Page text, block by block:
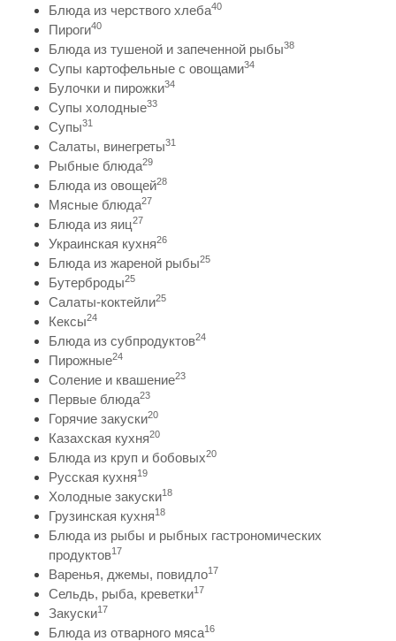
Блюда из черствого хлеба40
Пироги40
Блюда из тушеной и запеченной рыбы38
Супы картофельные с овощами34
Булочки и пирожки34
Супы холодные33
Супы31
Салаты, винегреты31
Рыбные блюда29
Блюда из овощей28
Мясные блюда27
Блюда из яиц27
Украинская кухня26
Блюда из жареной рыбы25
Бутерброды25
Салаты-коктейли25
Кексы24
Блюда из субпродуктов24
Пирожные24
Соление и квашение23
Первые блюда23
Горячие закуски20
Казахская кухня20
Блюда из круп и бобовых20
Русская кухня19
Холодные закуски18
Грузинская кухня18
Блюда из рыбы и рыбных гастрономических
продуктов17
Варенья, джемы, повидло17
Сельдь, рыба, креветки17
Закуски17
Блюда из отварного мяса16